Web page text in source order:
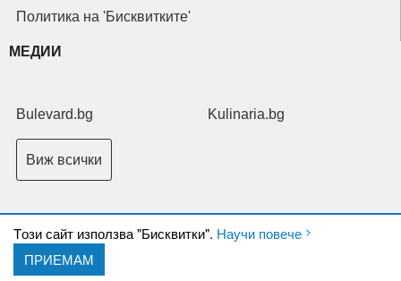
Tози сайт използва "Бисквитки". Научи повече
ПРИЕМАМ
Политика на 'Бисквитките'
МЕДИИ
Bulevard.bg Kulinaria.bg
Виж всички
Copyright © 2026 Ксениум ООД. Всички права запазени.